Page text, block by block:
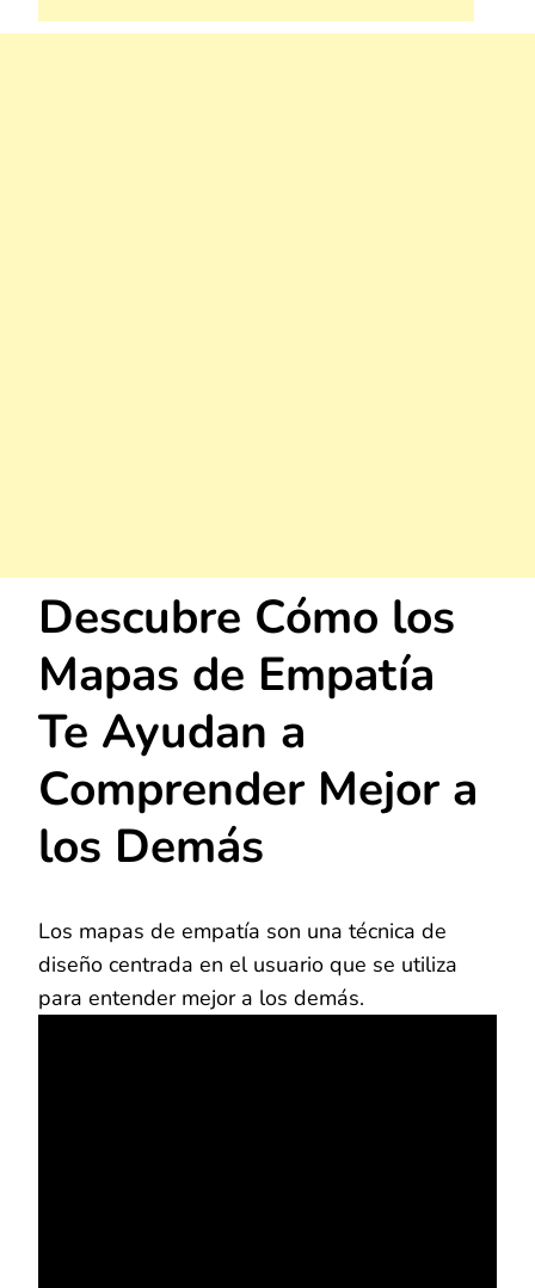
Descubre Cómo los
Mapas de Empatía
Te Ayudan a
Comprender Mejor a
los Demás
Los mapas de empatía son una técnica de
diseño centrada en el usuario que se utiliza
para entender mejor a los demás.